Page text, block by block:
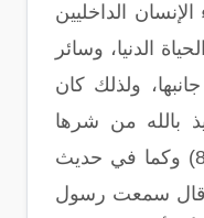
الداخليين
الدنيا، وسائر
ولذلك كان
بالله من شرها
كثيراً، كما في خطبة الحاجة(8) وكما في حديث
قال سمعت رسول